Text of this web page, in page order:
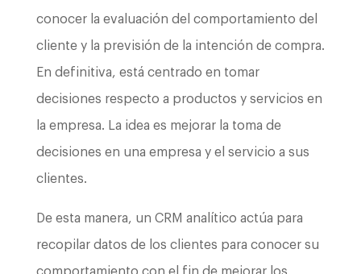
conocer la evaluación del comportamiento del
cliente y la previsión de la intención de compra.
En definitiva, está centrado en tomar
decisiones respecto a productos y servicios en
la empresa. La idea es mejorar la toma de
decisiones en una empresa y el servicio a sus
clientes.
De esta manera, un CRM analítico actúa para
recopilar datos de los clientes para conocer su
comportamiento con el fin de mejorar los